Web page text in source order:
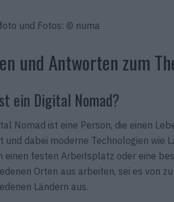
und Fotos: © numa
und Antworten zum
ein Digital Nomad?
Nomad ist eine Person, die einen
und dabei moderne Technologien wie
einen festen Arbeitsplatz oder eine
Orten aus arbeiten, sei es von
Ländern aus.